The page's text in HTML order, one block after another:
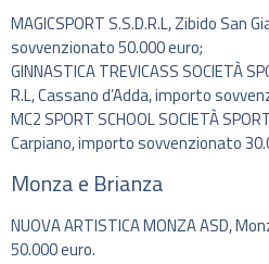
MAGICSPORT S.S.D.R.L, Zibido San
sovvenzionato 50.000 euro;
GINNASTICA TREVICASS SOCIETÀ
R.L, Cassano d’Adda, importo
MC2 SPORT SCHOOL SOCIETÀ
Carpiano, importo sovvenzionato
Monza e Brianza
NUOVA ARTISTICA MONZA ASD,
50.000 euro.